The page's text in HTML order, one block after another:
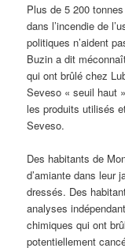
Plus de 5 200
dans l’incendie de
politiques n’aident
Buzin a dit
qui ont brûlé chez
Seveso « seuil haut
les produits utilisés
Seveso.
Des habitants de
d’amiante dans leur
dressés. Des
analyses
chimiques qui ont
potentiellement